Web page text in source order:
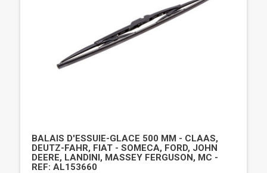
BALAIS D'ESSUIE-GLACE 500 MM - CLAAS,
DEUTZ-FAHR, FIAT - SOMECA, FORD, JOHN
DEERE, LANDINI, MASSEY FERGUSON, MC -
REF: AL153660